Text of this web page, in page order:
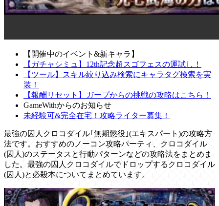
【開催中のイベント&新キャラ】
【ガチャシミュ】12th記念超スゴフェスの運試し！
【ツール】スキル絞り込み検索にキャラタグ検索を実
装！
【報酬リセット】ガープからの挑戦の攻略はこちら！
GameWithからのお知らせ
未経験可&完全在宅！攻略ライター募集！
最強の囚人クロコダイル｢無期懲役｣(エキスパート)の攻略方
法です。おすすめのノーコン攻略パーティ、クロコダイル
(囚人)のステータスと行動パターンなどの攻略法をまとめま
した。最強の囚人クロコダイルでドロップするクロコダイル
(囚人)と必殺本についてまとめています。